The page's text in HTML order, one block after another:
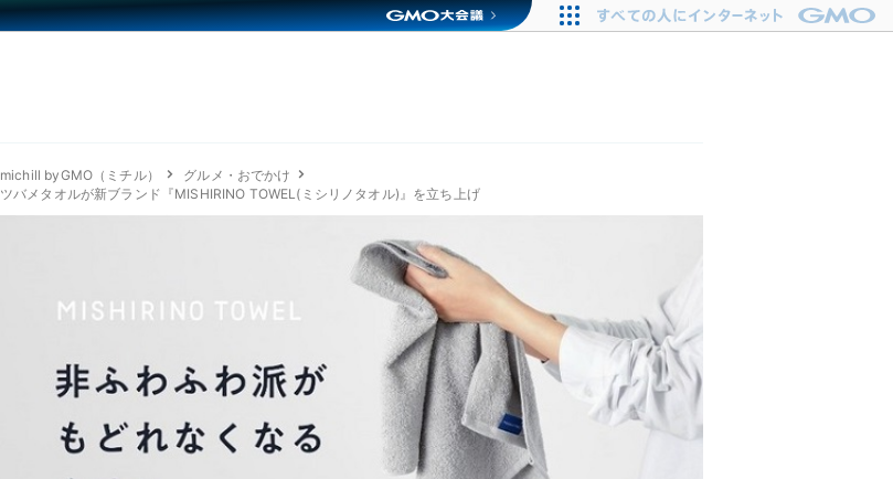
michill byGMO（ミチル）
グルメ・おでかけ
ツバメタオルが新ブランド『MISHIRINO TOWEL(ミシリノタオル)』を立ち上げ